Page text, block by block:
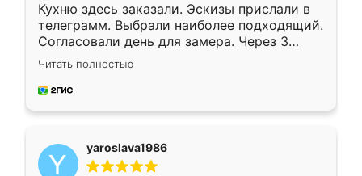
Кухню здесь заказали. Эскизы прислали в
телеграмм. Выбрали наиболее подходящий.
Согласовали день для замера. Через 3
недели кухня была уже готова. Остались
довольны работой. Спасибо Ренессанс
мебель за качественную работу!
Читать полностью
yaroslava1986